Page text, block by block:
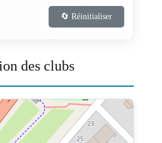
🔄 Réinitialiser
des clubs